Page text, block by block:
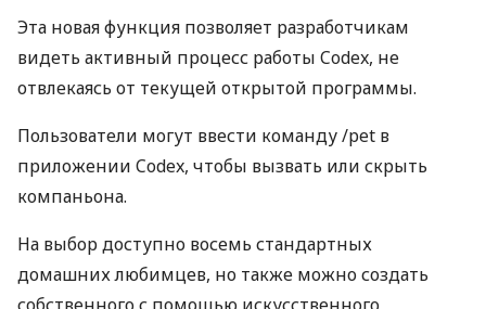
Эта новая функция позволяет разработчикам
видеть активный процесс работы Codex, не
отвлекаясь от текущей открытой программы.
Пользователи могут ввести команду /pet в
приложении Codex, чтобы вызвать или скрыть
компаньона.
На выбор доступно восемь стандартных
домашних любимцев, но также можно создать